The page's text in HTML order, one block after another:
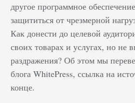
другое программное
защититься от чрезмерной
Как донести до целевой
своих товарах и услугах, но не
раздражения? Об этом мы
блога WhitePress, ссылка на
конце.